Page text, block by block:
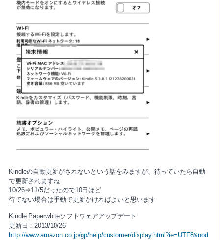
Kindleの自動更新がされないという話をみますが、待っていたら自動
で更新されますね
10/26⇒11/5だったので10日ほど
待てない場合は手動で更新かければよいと思います
Kindle Paperwhiteソフトウェアアップデート
更新日：2013/10/26
http://www.amazon.co.jp/gp/help/customer/display.html?ie=UTF8&nod